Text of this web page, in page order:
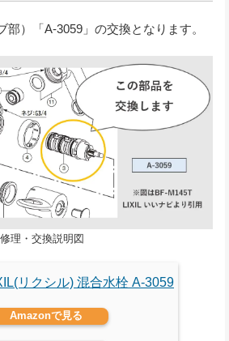
部）「A-3059」の交換となります。
理・交換説明図
リクシル) 混合水栓 A-3059
Amazonで見る